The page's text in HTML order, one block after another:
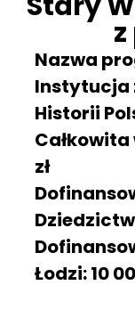
Nazwa
Instytucja
Historii
zł
Łodzi: 10